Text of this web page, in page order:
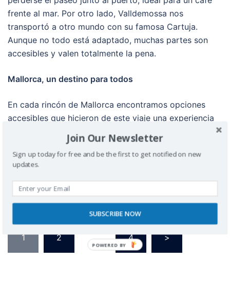
frente al mar. Por otro lado, Valldemossa nos
transportó a otro mundo con su famosa Cartuja.
Aunque no todo está adaptado, muchas partes son
accesibles y valen totalmente la pena.
Mallorca, un destino para todos
En cada rincón de Mallorca encontramos opciones
accesibles que hicieron de este viaje una experiencia
dudes. Mallorca está llena de paisajes, historia y
momentos especiales que te esperan, sin importar tus
necesidades de movilidad. ¡Prepara las maletas y
vívelo por ti mismo!
1 2 4 >
Join Our Newsletter
Sign up today for free and be the first to get notified on new
updates.
SUBSCRIBE NOW
POWERED BY